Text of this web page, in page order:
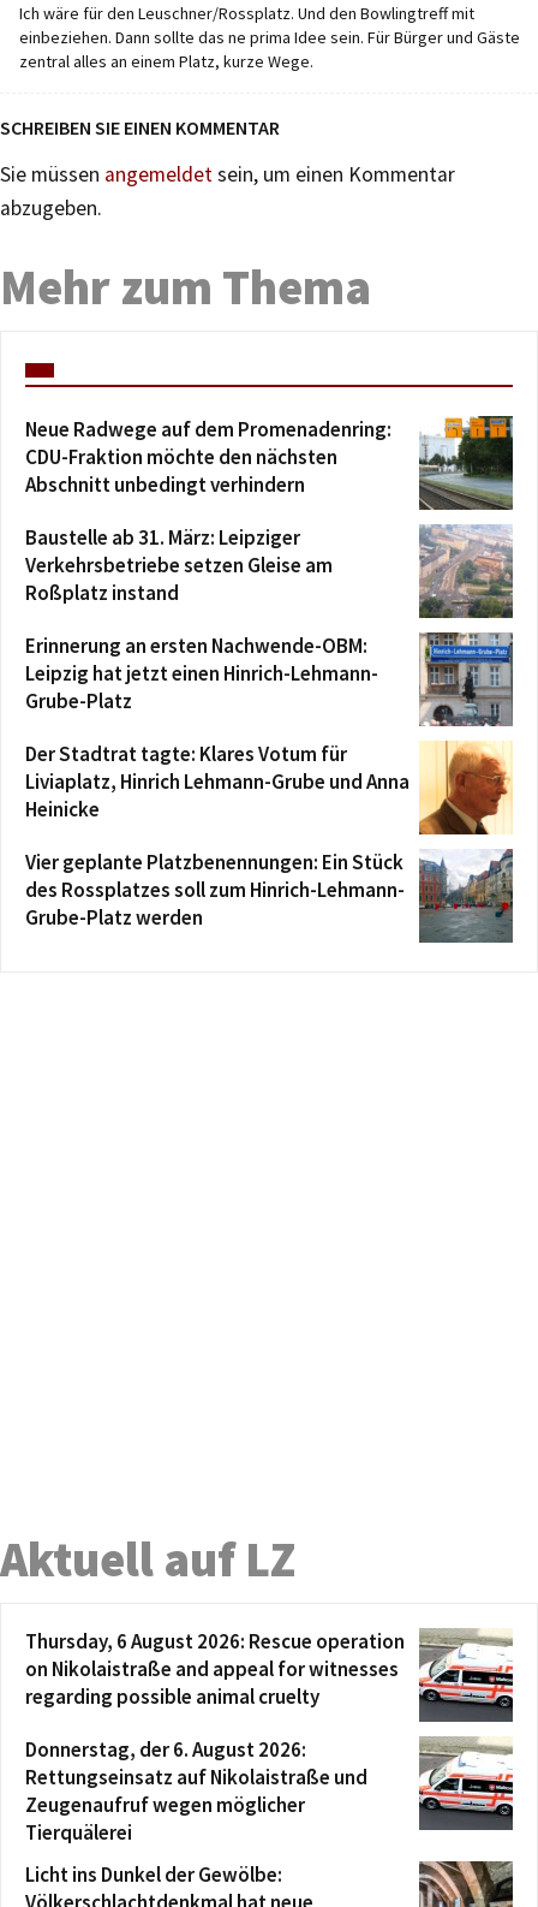
Ich wäre für den Leuschner/Rossplatz. Und den Bowlingtreff mit
einbeziehen. Dann sollte das ne prima Idee sein. Für Bürger und Gäste
zentral alles an einem Platz, kurze Wege.
SCHREIBEN SIE EINEN KOMMENTAR
Sie müssen angemeldetsein, um einen Kommentar
abzugeben.
Mehr zum Thema
Neue Radwege auf dem Promenadenring:
CDU-Fraktion möchte den nächsten
Abschnitt unbedingt verhindern
Baustelle ab 31. März: Leipziger
Verkehrsbetriebe setzen Gleise am
Roßplatz instand
Erinnerung an ersten Nachwende-OBM:
Leipzig hat jetzt einen Hinrich-Lehmann-
Grube-Platz
Der Stadtrat tagte: Klares Votum für
Liviaplatz, Hinrich Lehmann-Grube und Anna
Heinicke
Vier geplante Platzbenennungen: Ein Stück
des Rossplatzes soll zum Hinrich-Lehmann-
Grube-Platz werden
Aktuell auf LZ
Thursday, 6 August 2026: Rescue operation
on Nikolaistraße and appeal for witnesses
regarding possible animal cruelty
Donnerstag, der 6. August 2026:
Rettungseinsatz auf Nikolaistraße und
Zeugenaufruf wegen möglicher
Tierquälerei
Licht ins Dunkel der Gewölbe:
Völkerschlachtdenkmal hat neue